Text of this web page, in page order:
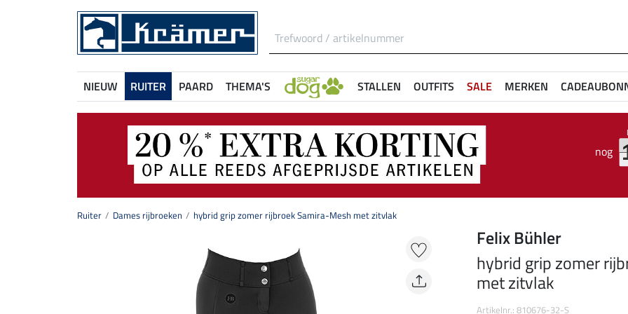
NIEUW RUITER PAARD THEMA'S STALLEN OUTFITS SALE MERKEN
nog
Ruiter Dames rijbroeken hybrid grip zomer rijbroek Samira-Mesh met zitvlak
Felix Bühler
hybrid grip zomer
met zitvlak
Artikelnr.: 810676-32-S